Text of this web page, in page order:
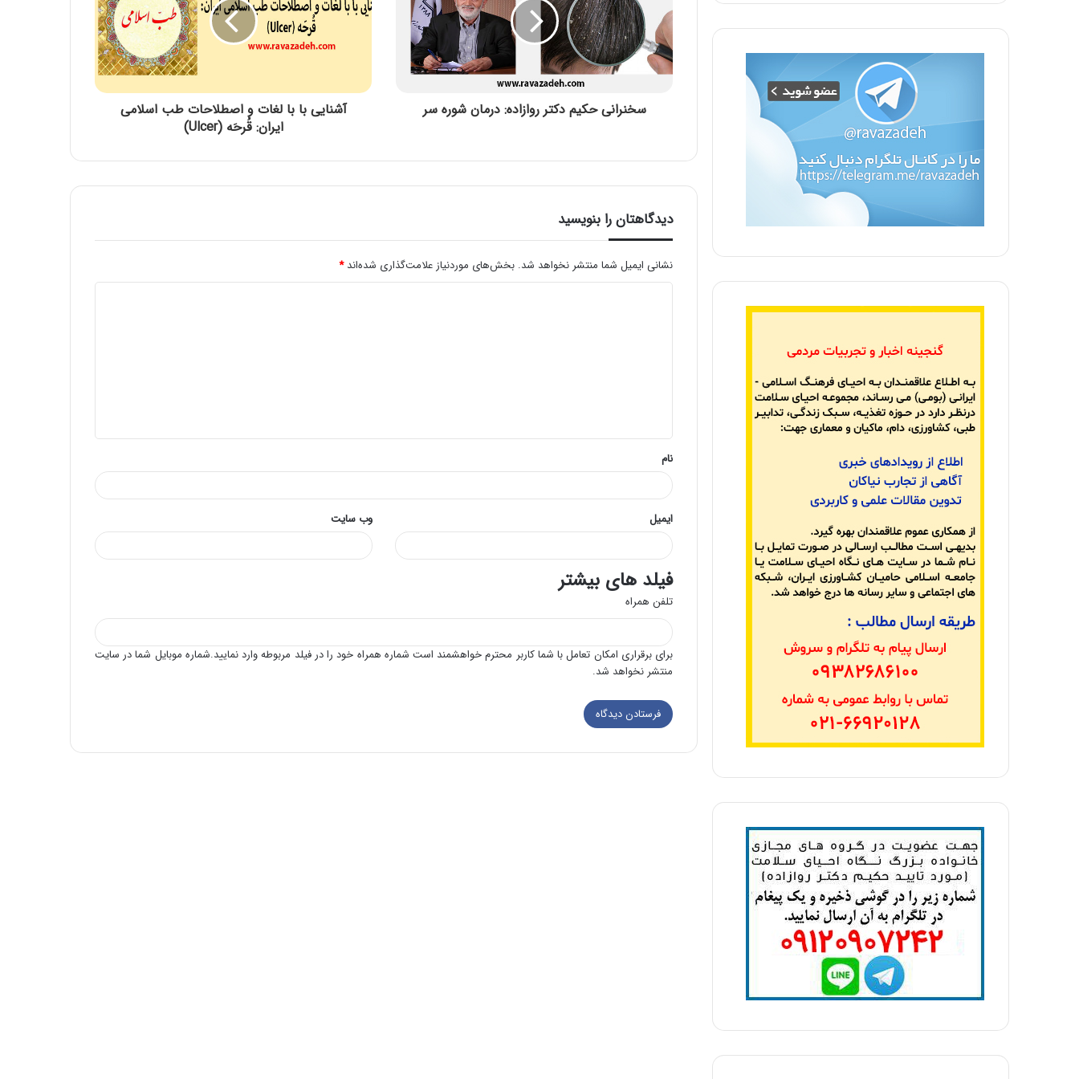
بیان احوال شهرهای رومیّه و کیفیّت تدبیر آن:
ماه رومی ایار
دیازینون منجر به کاهش بقا و تولید مثل در
سخنرانی حکیم دکتر روازاده: درمان شوره سر
آشنایی با با لغات و اصطلاحات طب اسلامی
ایران: قُرحَه (Ulcer)
دیدگاهتان را بنویسید
نشانی ایمیل شما منتشر نخواهد شد. بخش‌های موردنیاز علامت‌گذاری شده‌اند*
*
نام
ایمیل وب‌ سایت
فیلد های بیشتر
تلفن همراه
برای برقراری امکان تعامل با شما کاربر محترم خواهشمند است شماره همراه خود را در فیلد مربوطه وارد نمایید.شماره موبایل شما در سایت
منتشر نخواهد شد.